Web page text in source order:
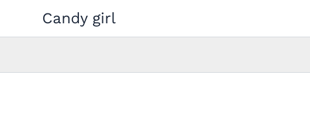
innehåll
Candy girl